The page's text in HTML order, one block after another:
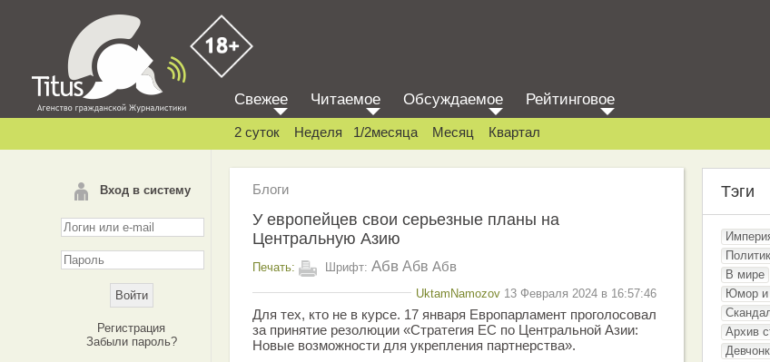
Вход в систему
Регистрация
Забыли пароль?
Свежее Читаемое Обсуждаемое Рейтинговое
2 суток Неделя 1/2месяца Месяц Квартал
Блоги
У европейцев свои серьезные планы на
Центральную Азию
Печать: Шрифт: Абв Абв Абв
UktamNamozov 13 Февраля 2024 в 16:57:46
Для тех, кто не в курсе. 17 января Европарламент проголосовал
за принятие резолюции «Стратегия ЕС по Центральной Азии:
Новые возможности для укрепления партнерства».
Тэги
В мире
Юмор и
Архив